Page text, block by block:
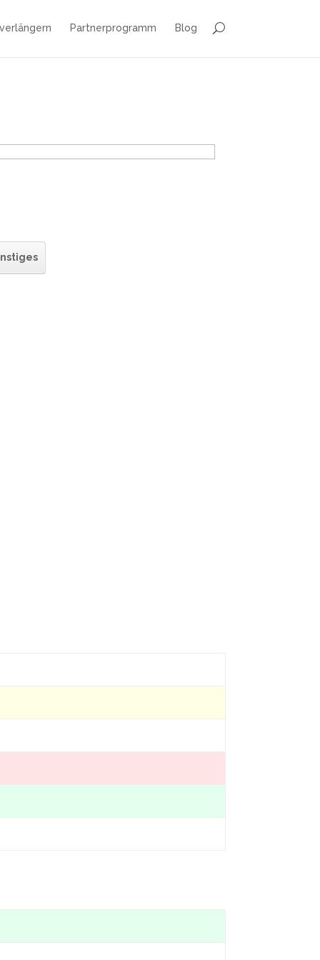
Partnerprogramm Blog